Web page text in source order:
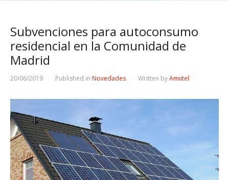
Subvenciones para autoconsumo
residencial en la Comunidad de
Madrid
20/06/2019 Published in Novedades Written byAmiitel